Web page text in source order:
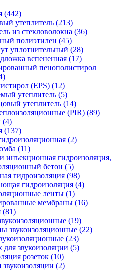
(442)
утеплитель (213)
из стекловолокна (36)
полиэтилен (45)
уплотнительный (28)
вспененная (17)
пенополистирол
(EPS) (12)
утеплитель (5)
утеплитель (14)
(PIR) (89)
(4)
(137)
(2)
(11)
инъекционная гидроизоляция,
бетон (5)
гидроизоляция (98)
гидроизоляция (4)
ленты (1)
мембраны (16)
(81)
(19)
звукоизоляционные (22)
(23)
для звукоизоляции (5)
розеток (10)
звукоизоляции (2)